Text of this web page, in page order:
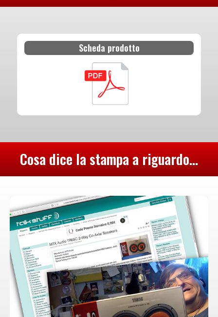
Scheda prodotto
Cosa dice la stampa a riguardo...